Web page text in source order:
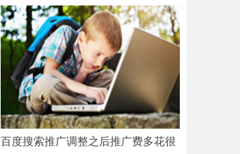
百度搜索推广调整之后推广费多花很